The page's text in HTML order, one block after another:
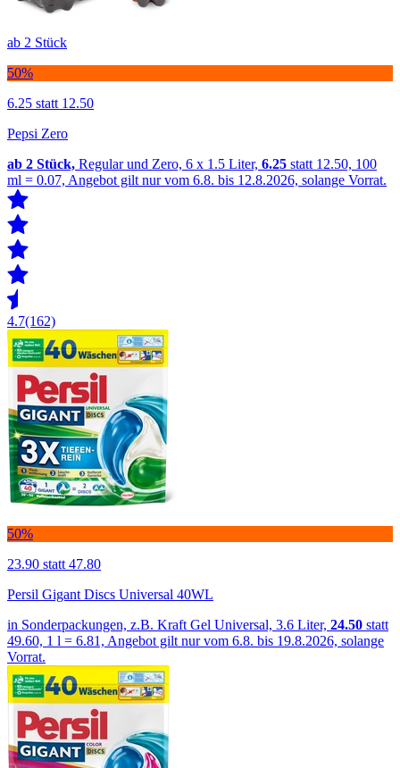
ab 2 Stück
50%
6.25 statt 12.50
Pepsi Zero
ab 2 Stück, Regular und Zero, 6 x 1.5 Liter, 6.25 statt 12.50, 100
ml = 0.07, Angebot gilt nur vom 6.8. bis 12.8.2026, solange Vorrat.
4.7(162)
50%
23.90 statt 47.80
Persil Gigant Discs Universal 40WL
in Sonderpackungen, z.B. Kraft Gel Universal, 3.6 Liter, 24.50 statt
49.60, 1 l = 6.81, Angebot gilt nur vom 6.8. bis 19.8.2026, solange
Vorrat.